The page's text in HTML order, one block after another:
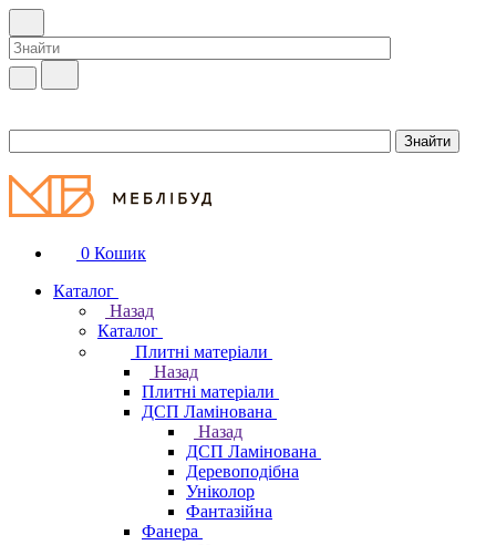
0 Кошик
Каталог
Назад
Каталог
Плитні матеріали
Назад
Плитні матеріали
ДСП Ламінована
Назад
ДСП Ламінована
Деревоподібна
Уніколор
Фантазійна
Фанера